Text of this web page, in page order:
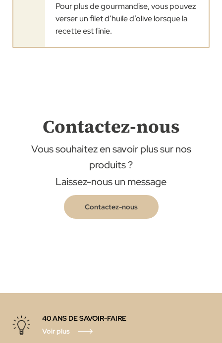
Pour plus de gourmandise, vous pouvez
verser un filet d’huile d’olive lorsque la
recette est finie.
Contactez-nous
Vous souhaitez en savoir plus sur nos
produits ?
Laissez-nous un message
Contactez-nous
40 ANS DE SAVOIR-FAIRE
Voir plus